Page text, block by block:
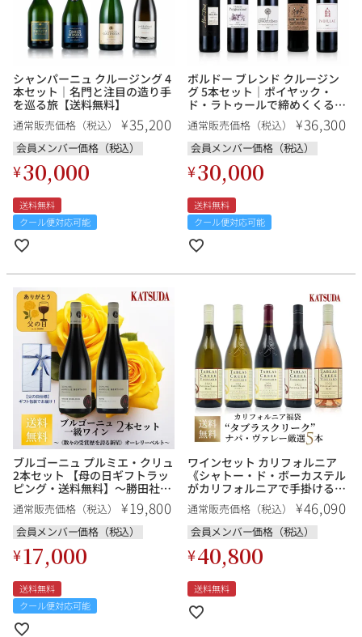
サロン ルイ・ロデレール
スクリーミング・
イーグル
その他
イタリア ドイツ
チリ その他国
500,000円〜
お問い合わせ
シャンパーニュ クルージング 4
本セット｜名門と注目の造り手
を巡る旅【送料無料】
通常販売価格（税込） ¥35,200
会員メンバー価格（税込）
¥30,000
送料無料
クール便対応可能
ボルドー ブレンド クルージン
グ 5本セット｜ポイヤック・
ド・ラトゥールで締めくくる、
ボルドーの旅【送料無料】
通常販売価格（税込） ¥36,300
会員メンバー価格（税込）
¥30,000
送料無料
クール便対応可能
ブルゴーニュ プルミエ・クリュ
2本セット 【母の日ギフトラッ
ピング・送料無料】～勝田社長
絶賛！数々の受賞歴を誇る新
星、オーレリー・ベルト～
通常販売価格（税込） ¥19,800
会員メンバー価格（税込）
¥17,000
送料無料
クール便対応可能
ワインセット カリフォルニア
《シャトー・ド・ボーカステル
がカリフォルニアで手掛けるロ
ーヌスタイルの先駆者「タブラ
ス・クリーク」上級キュヴェ入
り 厳選5本》福袋 送料無料
通常販売価格（税込） ¥46,090
会員メンバー価格（税込）
¥40,800
送料無料